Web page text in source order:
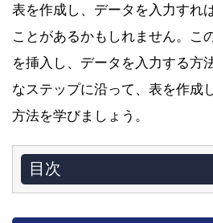
表を作成し、データを入力すれ
ことがあるかもしれません。こ
を挿入し、データを入力する方
なステップに沿って、表を作成
方法を学びましょう。
目次